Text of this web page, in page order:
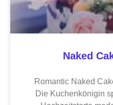
Naked
Romantic Naked
Die Kuchenkönigin